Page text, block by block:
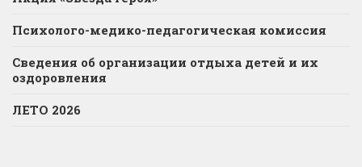
Психолого-медико-педагогическая комиссия
Сведения об организации отдыха детей и их
оздоровления
ЛЕТО 2026